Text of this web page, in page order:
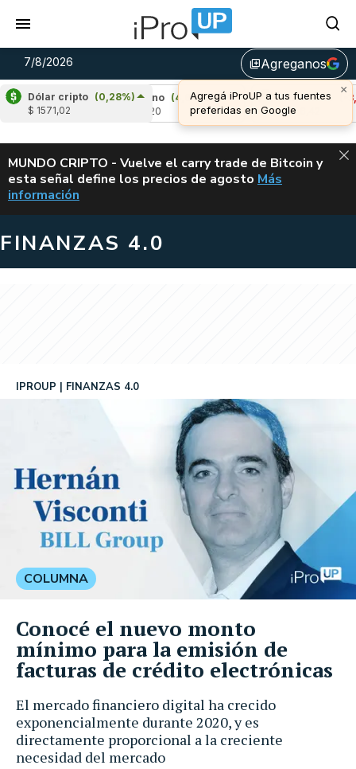
7/8/2026 library_addAgreganos
×
Agregá iProUP a tus fuentes
preferidas en Google
Dólar cripto (0,28%)
$ 1571,02
Cardano
(4,67%)
Avalanche (-
u$s 6,42
ALERTA
MUNDO CRIPTO - Vuelve el carry trade de Bitcoin y
esta señal define los precios de agosto VUELVE EL
Más
información
FINANZAS 4.0
El mercado financiero digital ha crecido
exponencialmente durante 2020, y es
directamente proporcional a la creciente
necesidad del mercado
IPROUP FINANZAS 4.0
COLUMNA
Conocé el nuevo monto
mínimo para la emisión de
facturas de crédito electrónicas